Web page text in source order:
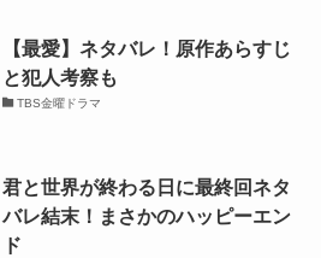
【最愛】ネタバレ！原作あらすじ
と犯人考察も
TBS金曜ドラマ
君と世界が終わる日に最終回ネタ
バレ結末！まさかのハッピーエン
ド